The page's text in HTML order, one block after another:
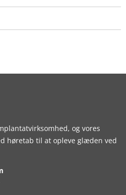
og vores
høretab til at opleve glæden ved